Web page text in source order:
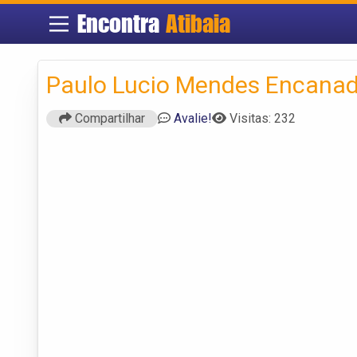
EncontraAtibaia
Paulo Lucio Mendes
Compartilhar Avalie! Visitas: 232